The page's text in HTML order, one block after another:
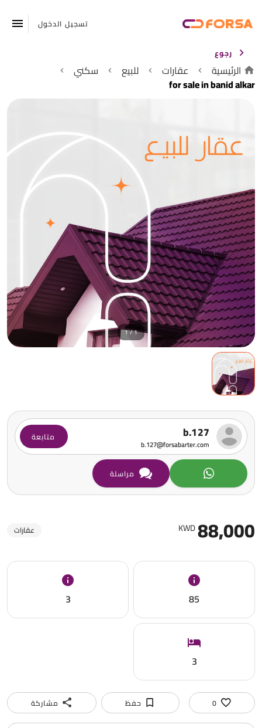
تسجيل الدخول
رجوع
الرئيسية عقارات للبيع
سكني
for sale in banid alkar
88,000
KWD عقارات
85
3
3
0 حفظ مشاركة
1 / 1
b.127
b.127@forsabarter.com
متابعة
مراسلة